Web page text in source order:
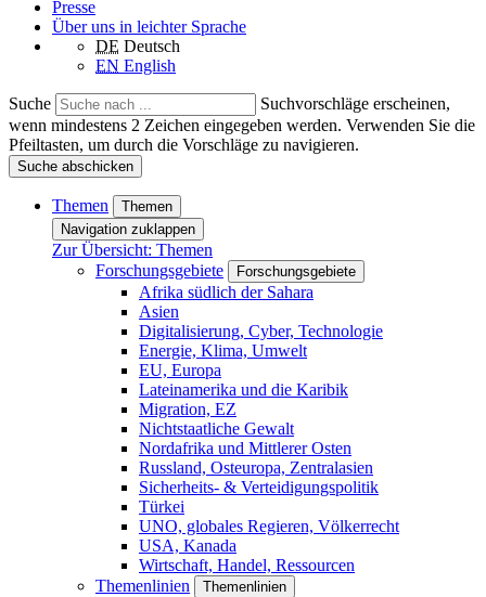
Presse
Über uns in leichter Sprache
DE Deutsch
EN English
Suche
Suchvorschläge erscheinen,
wenn mindestens 2 Zeichen eingegeben werden. Verwenden Sie die
Pfeiltasten, um durch die Vorschläge zu navigieren.
Suche abschicken
Themen
Themen
Navigation zuklappen
Zur Übersicht: Themen
Forschungsgebiete
Forschungsgebiete
Afrika südlich der Sahara
Asien
Digitalisierung, Cyber, Technologie
Energie, Klima, Umwelt
EU, Europa
Lateinamerika und die Karibik
Migration, EZ
Nichtstaatliche Gewalt
Nordafrika und Mittlerer Osten
Russland, Osteuropa, Zentralasien
Sicherheits- & Verteidigungspolitik
Türkei
UNO, globales Regieren, Völkerrecht
USA, Kanada
Wirtschaft, Handel, Ressourcen
Themenlinien
Themenlinien